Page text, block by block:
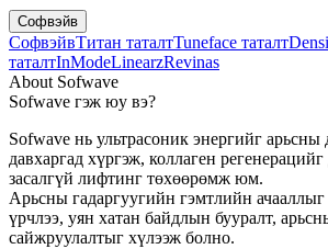
Софвэйв
СофвэйвТитан таталтTuneface таталт
таталтInModeLinearzRevinas
About Sofwave
Sofwave гэж юу вэ?
Sofwave нь ультрасоник энергийг
давхаргад хүргэж, коллаген
засалгүй лифтинг төхөөрөмж юм.
Арьсны гадаргуугийн гэмтлийн
үрчлээ, уян хатан байдлын бууралт,
сайжруулалтыг хүлээж болно.